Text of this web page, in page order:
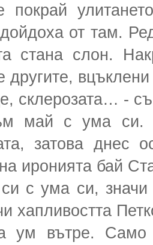
покрай
от там.
стана слон.
другите,
склерозата… -
май с ума си.
затова днес
иронията бай
с ума си,
хапливостта
ум вътре. Само